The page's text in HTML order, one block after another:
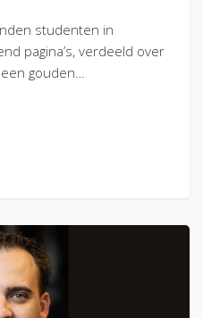
studenten in
pagina’s, verdeeld over
gouden…